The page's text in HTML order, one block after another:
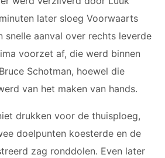
later sloeg Voorwaarts
snelle aanval over rechts leverde
voorzet af, die werd binnen
Schotman, hoewel die
van het maken van hands.
drukken voor de thuisploeg,
doelpunten koesterde en de
zag ronddolen. Even later